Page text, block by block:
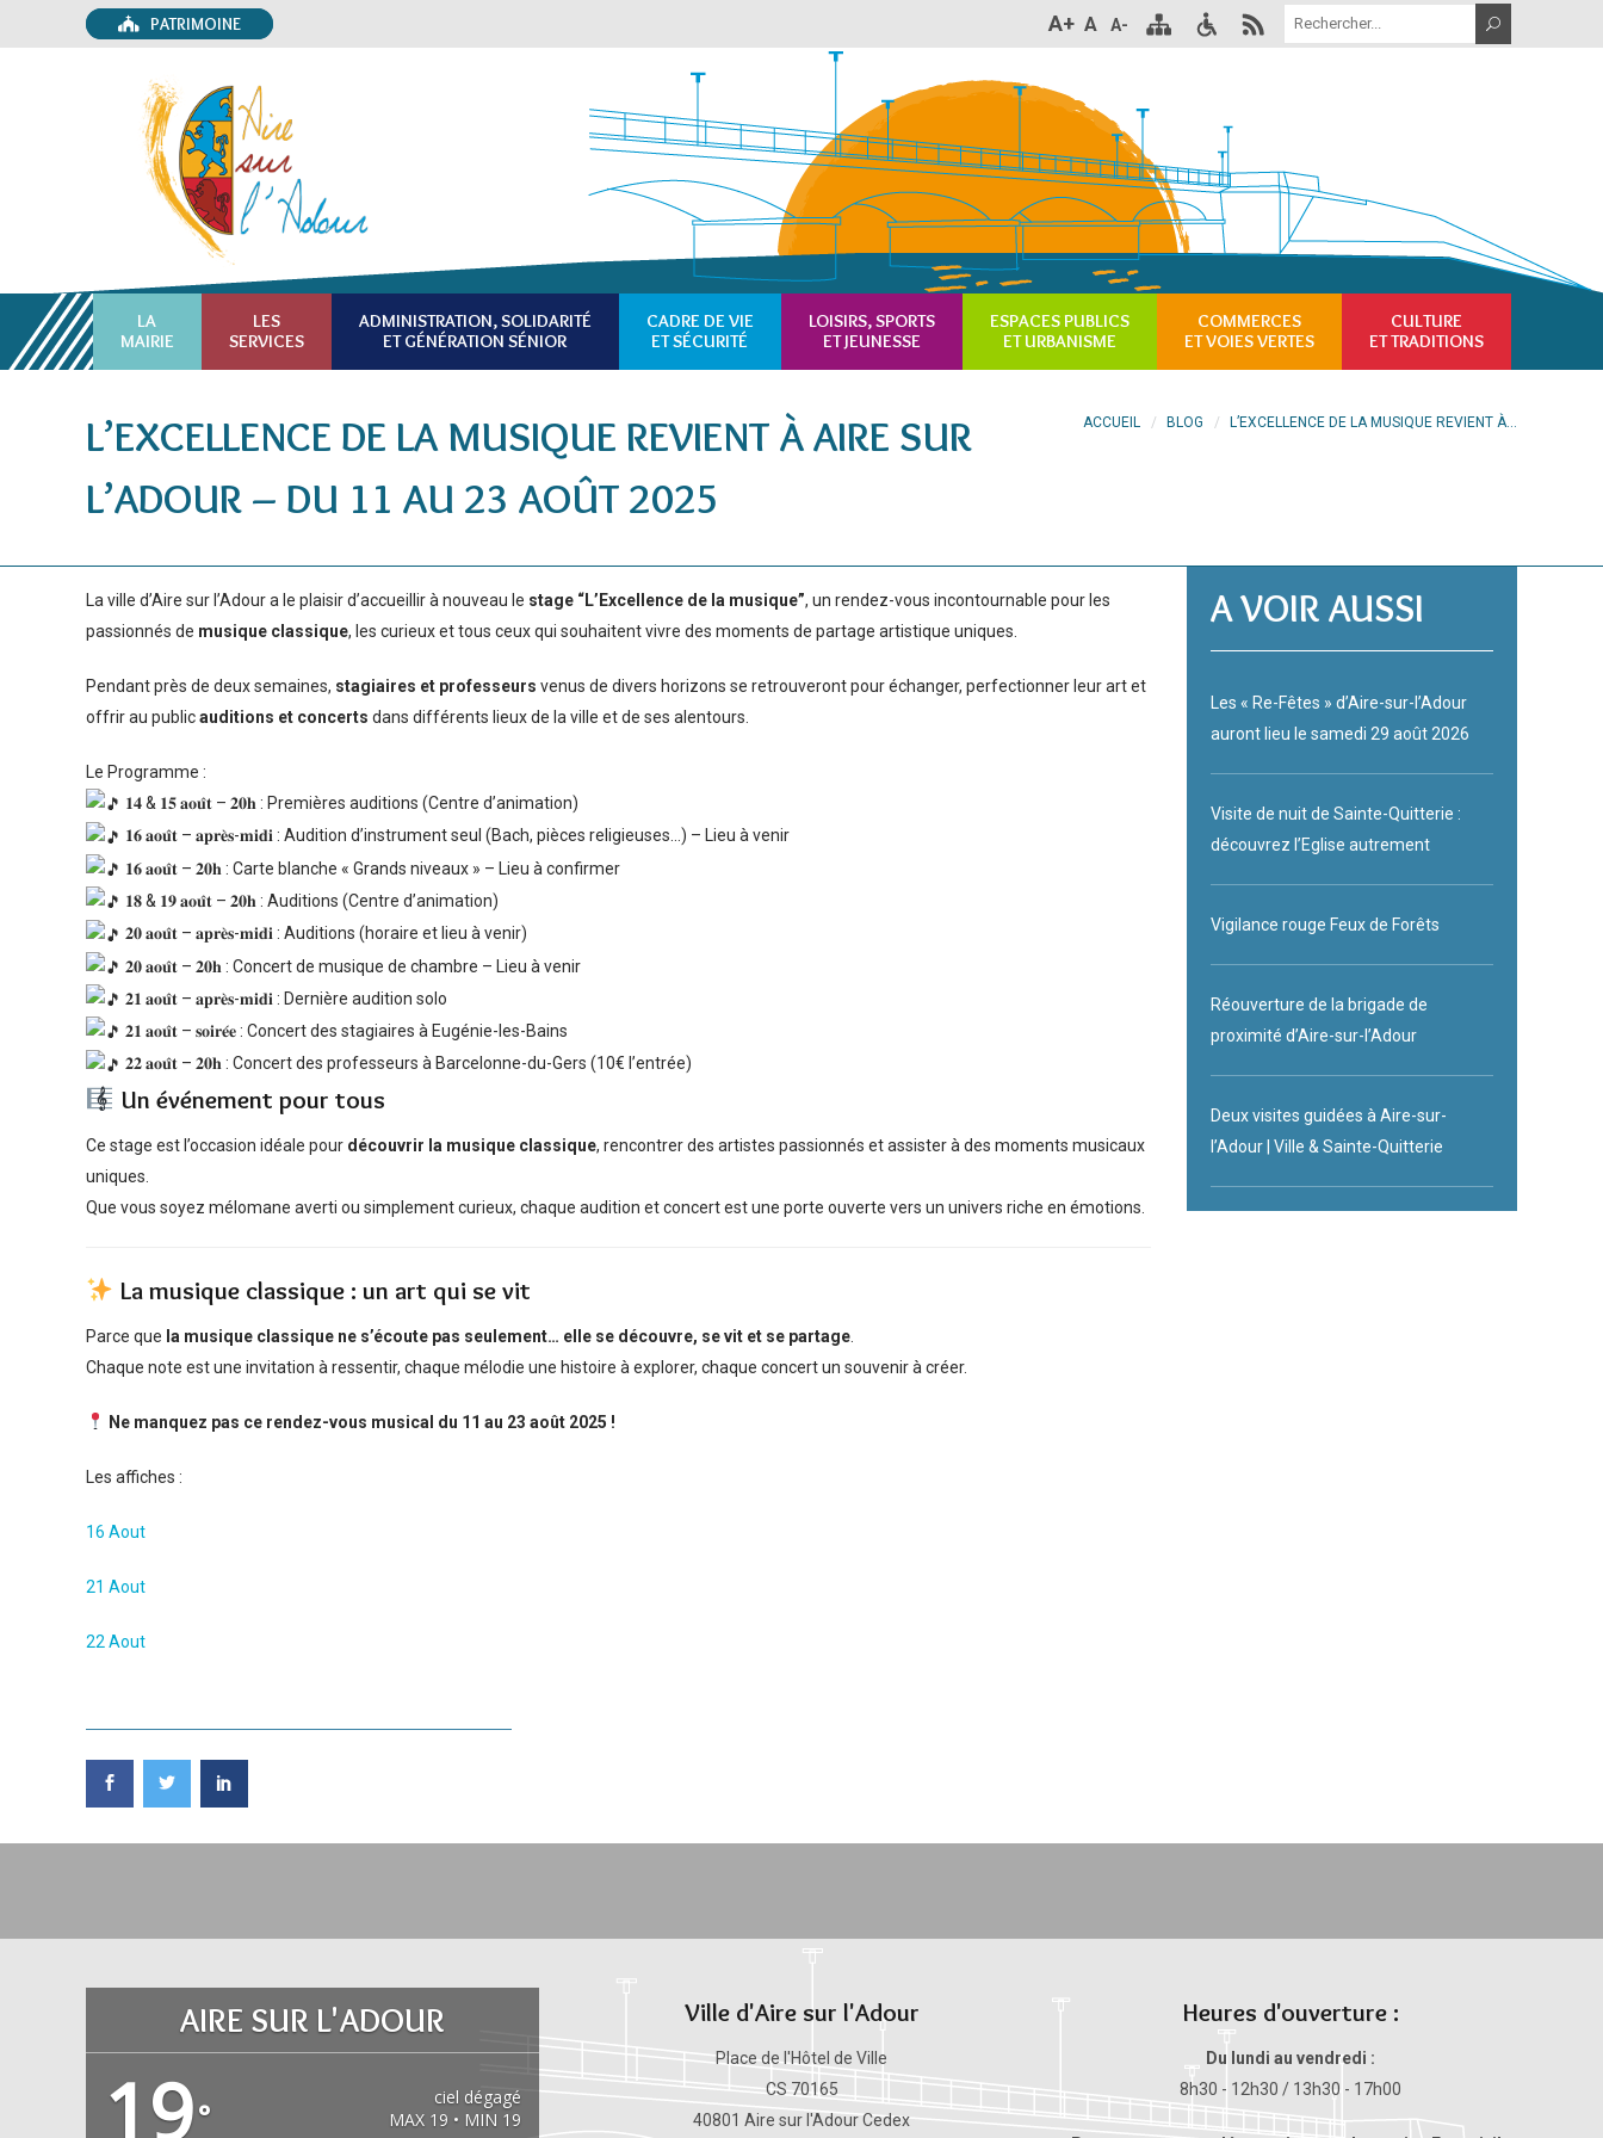
PATRIMOINE A+ A A-
LA
MAIRIE
LES
SERVICES
ADMINISTRATION, SOLIDARITÉ
ET GÉNÉRATION SÉNIOR
CADRE DE VIE
ET SÉCURITÉ
LOISIRS, SPORTS
ET JEUNESSE
ESPACES PUBLICS
ET URBANISME
COMMERCES
ET VOIES VERTES
CULTURE
ET TRADITIONS
L’EXCELLENCE DE LA MUSIQUE REVIENT À AIRE SUR
L’ADOUR – DU 11 AU 23 AOÛT 2025
ACCUEIL BLOG L’EXCELLENCE DE LA MUSIQUE REVIENT À...
La ville d’Aire sur l’Adour a le plaisir d’accueillir à nouveau le stage “L’Excellence de la musique”, un rendez-vous incontournable pour les
passionnés de musique classique, les curieux et tous ceux qui souhaitent vivre des moments de partage artistique uniques.
Pendant près de deux semaines, stagiaires et professeurs venus de divers horizons se retrouveront pour échanger, perfectionner leur art et
offrir au publicauditions et concerts dans différents lieux de la ville et de ses alentours.
Le Programme :
𝟏𝟒 & 𝟏𝟓 𝐚𝐨𝐮̂𝐭 – 𝟐𝟎𝐡 : Premières auditions (Centre d’animation)
𝟏𝟔 𝐚𝐨𝐮̂𝐭 – 𝐚𝐩𝐫𝐞̀𝐬-𝐦𝐢𝐝𝐢 : Audition d’instrument seul (Bach, pièces religieuses…) – Lieu à venir
𝟏𝟔 𝐚𝐨𝐮̂𝐭 – 𝟐𝟎𝐡 : Carte blanche « Grands niveaux » – Lieu à confirmer
𝟏𝟖 & 𝟏𝟗 𝐚𝐨𝐮̂𝐭 – 𝟐𝟎𝐡 : Auditions (Centre d’animation)
𝟐𝟎 𝐚𝐨𝐮̂𝐭 – 𝐚𝐩𝐫𝐞̀𝐬-𝐦𝐢𝐝𝐢 : Auditions (horaire et lieu à venir)
𝟐𝟎 𝐚𝐨𝐮̂𝐭 – 𝟐𝟎𝐡 : Concert de musique de chambre – Lieu à venir
𝟐𝟏 𝐚𝐨𝐮̂𝐭 – 𝐚𝐩𝐫𝐞̀𝐬-𝐦𝐢𝐝𝐢 : Dernière audition solo
𝟐𝟏 𝐚𝐨𝐮̂𝐭 – 𝐬𝐨𝐢𝐫𝐞́𝐞 : Concert des stagiaires à Eugénie-les-Bains
𝟐𝟐 𝐚𝐨𝐮̂𝐭 – 𝟐𝟎𝐡 : Concert des professeurs à Barcelonne-du-Gers (10€ l’entrée)
Un événement pour tous
Ce stage est l’occasion idéale pour découvrir la musique classique, rencontrer des artistes passionnés et assister à des moments musicaux
uniques.
Que vous soyez mélomane averti ou simplement curieux, chaque audition et concert est une porte ouverte vers un univers riche en émotions.
La musique classique : un art qui se vit
Parce que la musique classique ne s’écoute pas seulement… elle se découvre, se vit et se partage
Chaque note est une invitation à ressentir, chaque mélodie une histoire à explorer, chaque concert un souvenir à créer.
Ne manquez pas ce rendez-vous musical du 11 au 23 août 2025 !
Les affiches :
16 Aout
21 Aout
22 Aout
A VOIR AUSSI
Les « Re-Fêtes » d’Aire-sur-l’Adour
auront lieu le samedi 29 août 2026
Visite de nuit de Sainte-Quitterie :
découvrez l’Eglise autrement
Vigilance rouge Feux de Forêts
Réouverture de la brigade de
proximité d’Aire-sur-l’Adour
Deux visites guidées à Aire-sur-
l’Adour | Ville & Sainte-Quitterie
AIRE SUR L'ADOUR
19°
ciel dégagé
MAX 19 • MIN 19
Ville d'Aire sur l'Adour
Place de l'Hôtel de Ville
CS 70165
40801 Aire sur l'Adour Cedex
Heures d'ouverture :
Du lundi au vendredi :
8h30 - 12h30 / 13h30 - 17h00